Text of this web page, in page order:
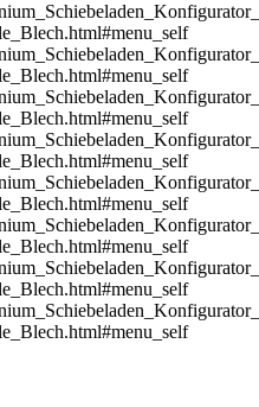
_self
_self
_self
_self
_self
_self
_self
_self